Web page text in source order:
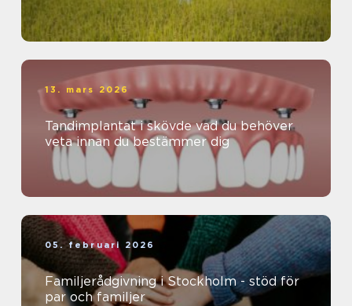
13. mars 2026
Tandimplantat i skövde vad du behöver
veta innan du bestämmer dig
05. februari 2026
Familjerådgivning i Stockholm - stöd för
par och familjer